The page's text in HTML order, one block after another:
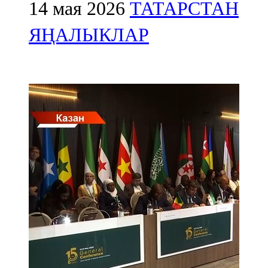
106,2 FM
107,3 FM
Мөслим
100,0 FM
Нурлат
104,7 FM
Олы Әтнә
71,42 FM
Сарман
14 мая 2026 ТАТАРСТАН
ЯҢАЛЫКЛАР